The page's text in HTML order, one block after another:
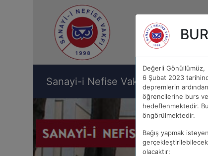
Değerli Gönüllümüz,
6 Şubat 2023
depremlerin
öğrencilerine burs
hedeflenmektedir.
öngörülmektedir.
Bağış yapmak
olacaktır:
Sanayi-i Nefise Vakfı VAKIF